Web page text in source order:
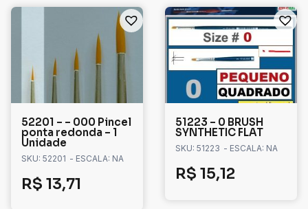
52201 – – 000 Pincel
ponta redonda – 1
Unidade
SKU: 52201 - ESCALA: NA
R$ 13,71
51223 – 0 BRUSH
SYNTHETIC FLAT
SKU: 51223 - ESCALA: NA
R$ 15,12